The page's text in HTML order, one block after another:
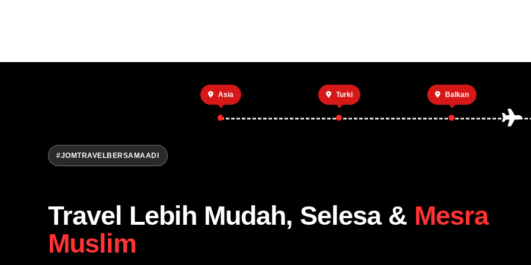
Asia Turki Balkan
#JOMTRAVELBERSAMAADI
Travel Lebih Mudah, Selesa & Mesra
Muslim